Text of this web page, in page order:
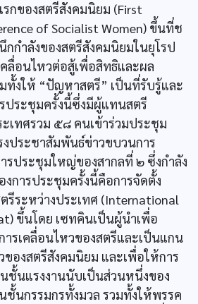
กของสตรีสังคมนิยม (First
of Socialist Women) ขึ้นที่ช
กำลังของสตรีสังคมนิยมในยุโรป
คลื่อนไหวต่อสู้เพื่อสิทธิและผล
ทั้งให้ “ปัญหาสตรี” เป็นที่รับรู้และ
ประชุมครั้งนี้ซึ่งมีผู้แทนสตรี
เทศรวม ๕๘ คนเข้าร่วมประชุม
งประชาสัมพันธ์ข่าวขบวนการ
รประชุมใหญ่ของสากลที่ ๒ ซึ่งกำลัง
การประชุมครั้งนี้คือการจัดตั้ง
รีระหว่างประเทศ (International
ขึ้นโดย เซทคินเป็นผู้นำเพื่อ
ารเคลื่อนไหวของสตรีและเป็นแกน
ของสตรีสังคมนิยม และเพื่อให้การ
ชั้นแรงงานนับเป็นส่วนหนึ่งของ
ชั้นกรรมกรทั้งมวล รวมทั้งให้พรรค